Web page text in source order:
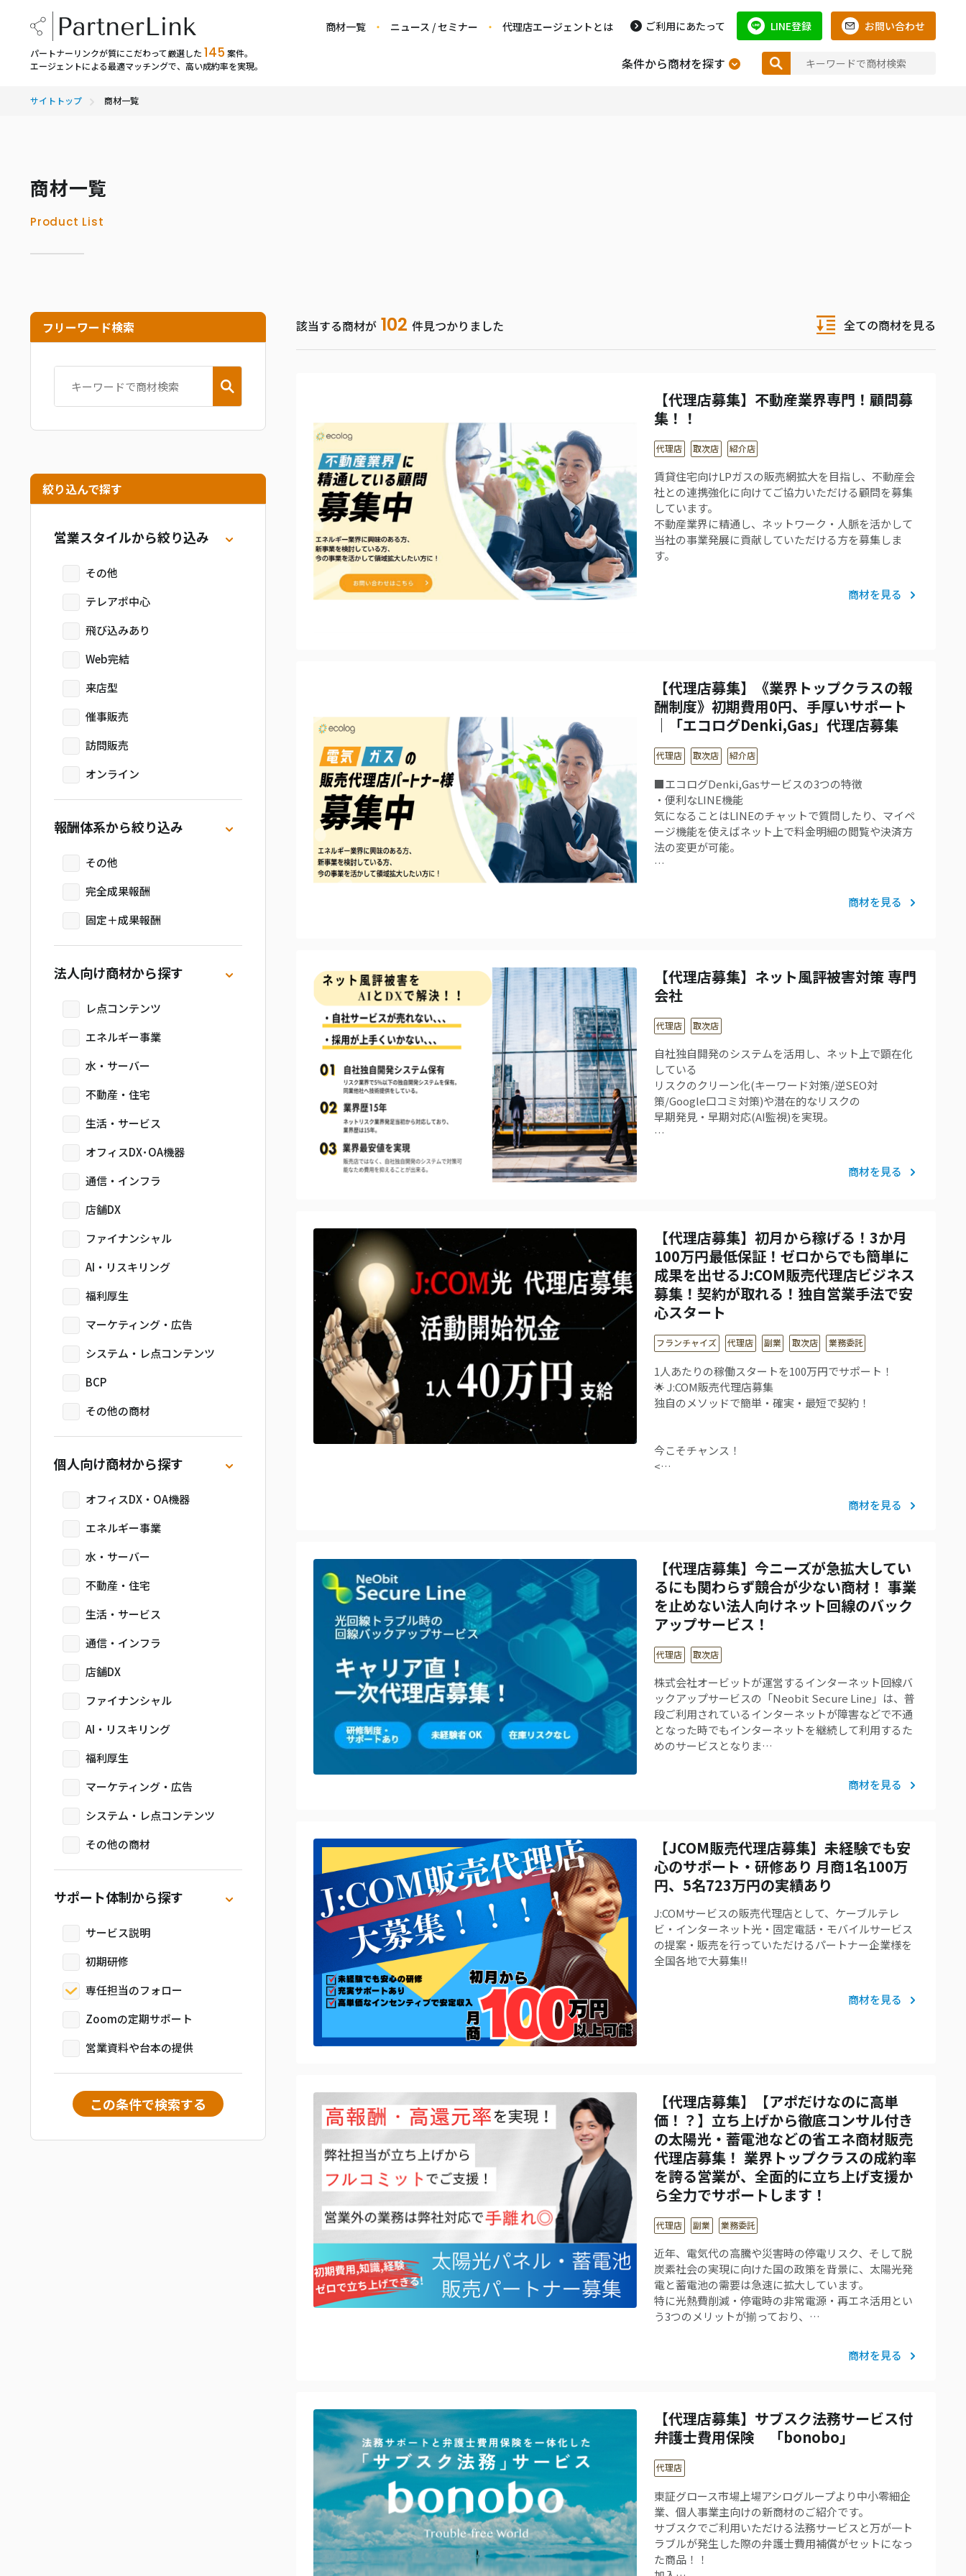
パートナーリンクが質にこだわって厳選した 145 案件。
エージェントによる最適マッチングで、高い成約率を実現。
商材一覧 ニュース / セミナー 代理店エージェントとは ご利用にあたって LINE登録 お問い合わせ
条件から商材を探す
サイトトップ 商材一覧
商材一覧
Product List
フリーワード検索
絞り込んで探す
営業スタイルから絞り込み
その他
テレアポ中心
飛び込みあり
Web完結
来店型
催事販売
訪問販売
オンライン
報酬体系から絞り込み
その他
完全成果報酬
固定＋成果報酬
法人向け商材から探す
レ点コンテンツ
エネルギー事業
水・サーバー
不動産・住宅
生活・サービス
オフィスDX･OA機器
通信・インフラ
店舗DX
ファイナンシャル
AI・リスキリング
福利厚生
マーケティング・広告
システム・レ点コンテンツ
BCP
その他の商材
個人向け商材から探す
オフィスDX・OA機器
エネルギー事業
水・サーバー
不動産・住宅
生活・サービス
通信・インフラ
店舗DX
ファイナンシャル
AI・リスキリング
福利厚生
マーケティング・広告
システム・レ点コンテンツ
その他の商材
サポート体制から探す
サービス説明
初期研修
専任担当のフォロー
Zoomの定期サポート
営業資料や台本の提供
該当する商材が 102 件見つかりました 全ての商材を見る
【代理店募集】不動産業界専門！顧問募
集！！
代理店 取次店 紹介店
賃貸住宅向けLPガスの販売網拡大を目指し、不動産会
社との連携強化に向けてご協力いただける顧問を募集
しています。
不動産業界に精通し、ネットワーク・人脈を活かして
当社の事業発展に貢献していただける方を募集しま
す。
商材を見る
【代理店募集】《業界トップクラスの報
酬制度》初期費用0円、手厚いサポート
｜「エコログDenki,Gas」代理店募集
代理店 取次店 紹介店
■エコログDenki,Gasサービスの3つの特徴
・便利なLINE機能
気になることはLINEのチャットで質問したり、マイペ
ージ機能を使えばネット上で料金明細の閲覧や決済方
法の変更が可能。
…
商材を見る
【代理店募集】ネット風評被害対策 専門
会社
代理店 取次店
自社独自開発のシステムを活用し、ネット上で顕在化
している
リスクのクリーン化(キーワード対策/逆SEO対
策/Google口コミ対策)や潜在的なリスクの
早期発見・早期対応(AI監視)を実現。
…
商材を見る
【代理店募集】初月から稼げる！3か月
100万円最低保証！ゼロからでも簡単に
成果を出せるJ:COM販売代理店ビジネス
募集！契約が取れる！独自営業手法で安
心スタート
フランチャイズ 代理店 副業 取次店 業務委託
1人あたりの稼働スタートを100万円でサポート！
🌟 J:COM販売代理店募集
独自のメソッドで簡単・確実・最短で契約！
今こそチャンス！
<…
商材を見る
【代理店募集】今ニーズが急拡大してい
るにも関わらず競合が少ない商材！ 事業
を止めない法人向けネット回線のバック
アップサービス！
代理店 取次店
株式会社オービットが運営するインターネット回線バ
ックアップサービスの「Neobit Secure Line」は、普
段ご利用されているインターネットが障害などで不通
となった時でもインターネットを継続して利用するた
めのサービスとなりま…
商材を見る
【JCOM販売代理店募集】未経験でも安
心のサポート・研修あり 月商1名100万
円、5名723万円の実績あり
J:COMサービスの販売代理店として、ケーブルテレ
ビ・インターネット光・固定電話・モバイルサービス
の提案・販売を行っていただけるパートナー企業様を
全国各地で大募集!!
商材を見る
【代理店募集】【アポだけなのに高単
価！？】立ち上げから徹底コンサル付き
の太陽光・蓄電池などの省エネ商材販売
代理店募集！ 業界トップクラスの成約率
を誇る営業が、全面的に立ち上げ支援か
ら全力でサポートします！
代理店 副業 業務委託
近年、電気代の高騰や災害時の停電リスク、そして脱
炭素社会の実現に向けた国の政策を背景に、太陽光発
電と蓄電池の需要は急速に拡大しています。
特に光熱費削減・停電時の非常電源・再エネ活用とい
う3つのメリットが揃っており、…
商材を見る
【代理店募集】サブスク法務サービス付
弁護士費用保険 「bonobo」
代理店
東証グロース市場上場アシログループより中小零細企
業、個人事業主向けの新商材のご紹介です。
サブスクでご利用いただける法務サービスと万が一ト
ラブルが発生した際の弁護士費用補償がセットになっ
た商品！！